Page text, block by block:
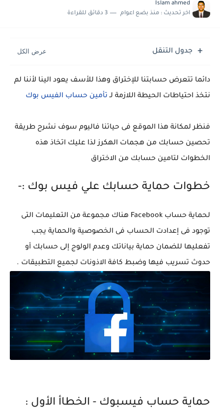
Islam ahmed
اخر تحديث : منذ بضع اعوام 3 دقائق للقراءة
جدول التنقل
دائما تتعرض حسابتنا للإختراق وهذا للأسف يعود الينا لأننا لم
نتخذ احتياطات الحيطة اللازمة لـ تأمين حساب الفيس بوك
فنظر لمكانة هذا الموقع فى حياتنا فاليوم سوف نشرح طريقة
تحصين حسابك من هجمات الهكرز لذا عليك اتخاذ هذه
الخطوات لتامين حسابك من الاختراق
خطوات حماية حسابك علي فيس بوك :-
لحماية حساب Facebook هناك مجموعة من التعليمات التى
توجود فى إعدادت الحساب فى الخصوصية والحماية يجب
تفعليها للضمان حماية بياناتك وعدم الولوج إلى حسابك أو
حدوث تسريب فيها وضبط كافة الاذونات لجميع التطبيقات .
حماية حساب فيسبوك - الخطاأ الأول :